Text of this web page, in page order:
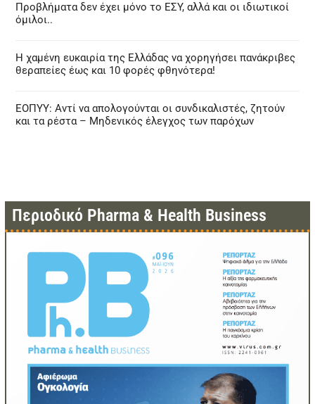
Προβλήματα δεν έχει μόνο το ΕΣΥ, αλλά και οι ιδιωτικοί
όμιλοι..
Η χαμένη ευκαιρία της Ελλάδας να χορηγήσει πανάκριβες
θεραπείες έως και 10 φορές φθηνότερα!
ΕΟΠΥΥ: Αντί να απολογούνται οι συνδικαλιστές, ζητούν
και τα ρέστα – Μηδενικός έλεγχος των παρόχων
Περιοδικό Pharma & Health Business